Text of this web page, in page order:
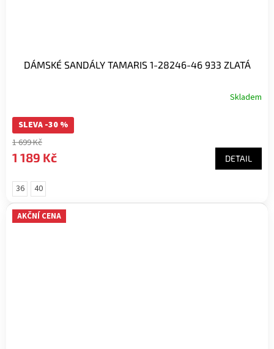
DÁMSKÉ SANDÁLY TAMARIS 1-28246-46 933 ZLATÁ
Skladem
SLEVA -30 %
1 699 Kč
1 189 Kč DETAIL
36 40
AKČNÍ CENA